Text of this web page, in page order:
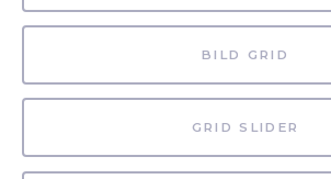
BILD GRID
GRID SLIDER